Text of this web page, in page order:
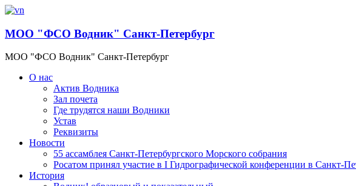
МОО "ФСО Водник" Санкт-Петербург
МОО "ФСО Водник" Санкт-Петербург
О нас
Актив Водника
Зал почета
Где трудятся наши Водники
Устав
Реквизиты
Новости
55 ассамблея Санкт-Петербургского Морского собрания
Росатом принял участие в I Гидрографической конференции в Санкт-
История